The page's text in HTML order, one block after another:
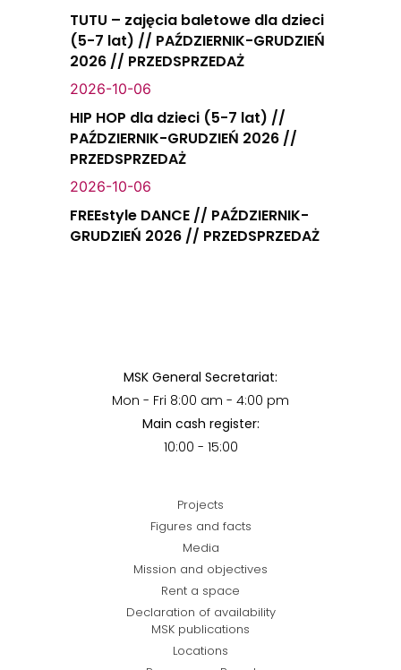
TUTU – zajęcia baletowe dla dzieci
(5-7 lat) // PAŹDZIERNIK-GRUDZIEŃ
2026 // PRZEDSPRZEDAŻ
2026-10-06
HIP HOP dla dzieci (5-7 lat) //
PAŹDZIERNIK-GRUDZIEŃ 2026 //
PRZEDSPRZEDAŻ
2026-10-06
FREEstyle DANCE // PAŹDZIERNIK-
GRUDZIEŃ 2026 // PRZEDSPRZEDAŻ
MSK General Secretariat:
Mon - Fri 8:00 am - 4:00 pm
Main cash register:
10:00 - 15:00
Projects
Figures and facts
Media
Mission and objectives
Rent a space
Declaration of availability
MSK publications
Locations